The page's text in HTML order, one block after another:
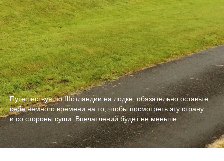
Путешествуя по Шотландии на лодке, обязательно оставьте
себе немного времени на то, чтобы посмотреть эту страну
и со стороны суши. Впечатлений будет не меньше.